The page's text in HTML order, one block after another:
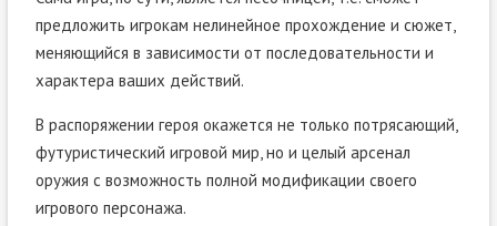
предложить игрокам нелинейное прохождение и сюжет,
меняющийся в зависимости от последовательности и
характера ваших действий.
В распоряжении героя окажется не только потрясающий,
футуристический игровой мир, но и целый арсенал
оружия с возможность полной модификации своего
игрового персонажа.